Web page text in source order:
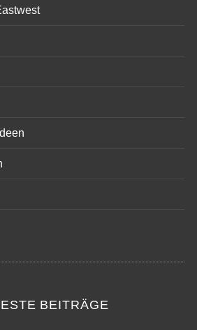
BEITRÄGE